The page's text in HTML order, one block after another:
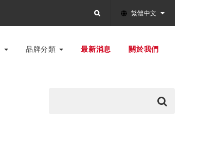
繁體中文
品牌分類 最新消息 關於我們